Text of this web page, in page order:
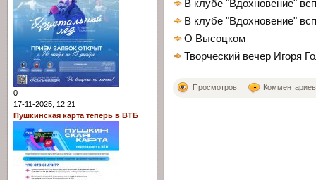
В клубе "Вдохновение"
В клубе "Вдохновение"
О Высоцком
Творческий вечер Игоря
Просмотров:
0
17-11-2025, 12:21
Пушкинская карта теперь в ВТБ